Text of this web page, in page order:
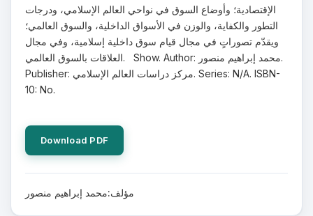
الإقتصادية؛ وأوضاع السوق في نواحي العالم الإسلامي، ودرجات
التطور والكفاية، والوزن في الأسواق الداخلية، والسوق العالمي؛
ويقدّم تصوراتٍ في مجال قيام سوق داخلية إسلامية، وفي مجال
العلاقات بالسوق العالمي. Show. Author: محمد إبراهيم منصور.
Publisher: مركز دراسات العالم الإسلامي. Series: N/A. ISBN-
10: No.
Download PDF
مؤلف:محمد إبراهيم منصور